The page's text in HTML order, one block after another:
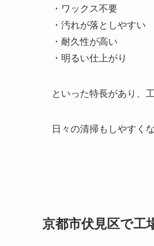
・ワックス不要
・汚れが落としやすい
・耐久性が高い
・明るい仕上がり
といった特長があり、
日々の清掃もしやすく
京都市伏見区で